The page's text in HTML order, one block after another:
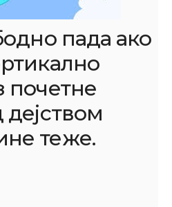
пада ако
почетне
теже.